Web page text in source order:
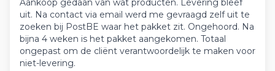
Aankoop gedaan van wat producten. Levering bleef
uit. Na contact via email werd me gevraagd zelf uit te
zoeken bij PostBE waar het pakket zit. Ongehoord. Na
bijna 4 weken is het pakket aangekomen. Totaal
ongepast om de cliënt verantwoordelijk te maken voor
niet-levering.